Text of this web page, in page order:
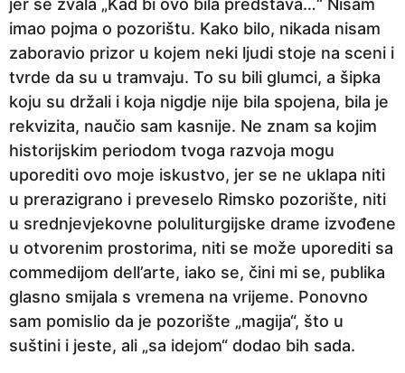
imao pojma o pozorištu. Kako bilo, nikada nisam
zaboravio prizor u kojem neki ljudi stoje na sceni i
tvrde da su u tramvaju. To su bili glumci, a šipka
koju su držali i koja nigdje nije bila spojena, bila je
rekvizita, naučio sam kasnije. Ne znam sa kojim
historijskim periodom tvoga razvoja mogu
uporediti ovo moje iskustvo, jer se ne uklapa niti
u prerazigrano i preveselo Rimsko pozorište, niti
u srednjevjekovne poluliturgijske drame izvođene
u otvorenim prostorima, niti se može uporediti sa
commedijom dell’arte, iako se, čini mi se, publika
glasno smijala s vremena na vrijeme. Ponovno
sam pomislio da je pozorište „magija“, što u
suštini i jeste, ali „sa idejom“ dodao bih sada.